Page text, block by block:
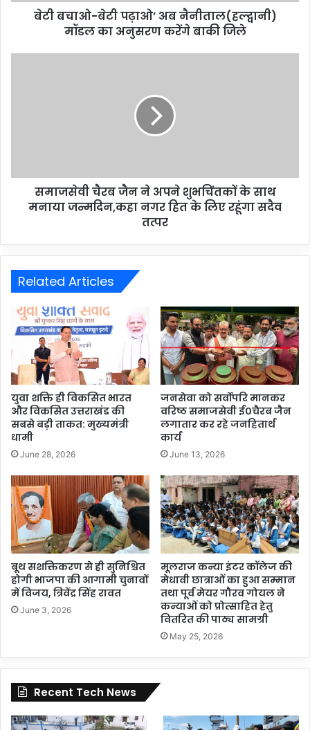
बेटी बचाओ-बेटी पढ़ाओ’ अब नैनीताल(हल्द्वानी)
मॉडल का अनुसरण करेंगे बाकी जिले
समाजसेवी चैरब जैन ने अपने शुभचिंतकों के साथ
मनाया जन्मदिन,कहा नगर हित के लिए रहूंगा सदैव
तत्पर
Related Articles
युवा शक्ति ही विकसित भारत
और विकसित उत्तराखंड की
सबसे बड़ी ताकत: मुख्यमंत्री
धामी
June 28, 2026
जनसेवा को सर्वोपरि मानकर
वरिष्ठ समाजसेवी ई०चैरब जैन
लगातार कर रहे जनहितार्थ
कार्य
June 13, 2026
बूथ सशक्तिकरण से ही सुनिश्चित
होगी भाजपा की आगामी चुनावों
में विजय, त्रिवेंद्र सिंह रावत
June 3, 2026
मूलराज कन्या इंटर कॉलेज की
मेधावी छात्राओं का हुआ सम्मान
तथा पूर्व मेयर गौरव गोयल ने
कन्याओं को प्रोत्साहित हेतु
वितरित की पाठ्य सामग्री
May 25, 2026
Recent Tech News